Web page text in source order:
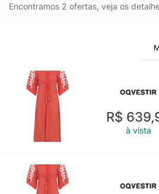
Encontramos 2 ofertas, veja os
R$
à vista